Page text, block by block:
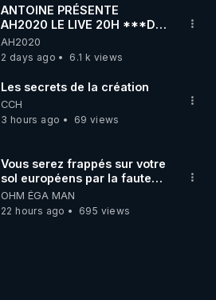
ANTOINE PRÉSENTE
AH2020 LE LIVE 20H ***DU
06/08/2026***
AH2020
2 days ago
6.1 k views
Les secrets de la création
CCH
3 hours ago
69 views
Vous serez frappés sur votre
sol européens par la faute
des dirigeants qui s'en
mettent dans le nez
OHM ÉGA MAN
22 hours ago
695 views